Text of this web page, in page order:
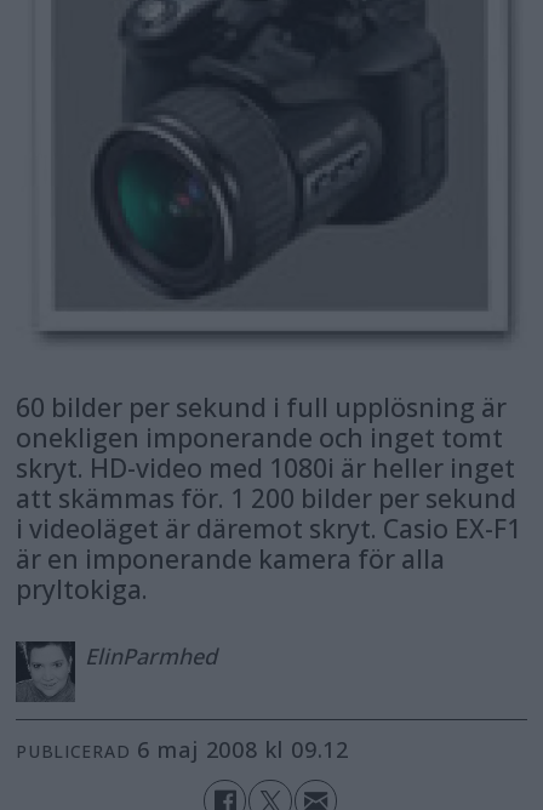
60 bilder per sekund i full upplösning är
onekligen imponerande och inget tomt
skryt. HD-video med 1080i är heller inget
att skämmas för. 1 200 bilder per sekund
i videoläget är däremot skryt. Casio EX-F1
är en imponerande kamera för alla
pryltokiga.
ElinParmhed
PUBLICERAD 6 maj 2008 kl 09.12